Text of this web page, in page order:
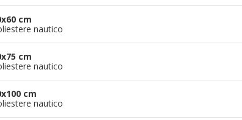
cm
nautico
cm
nautico
cm
nautico